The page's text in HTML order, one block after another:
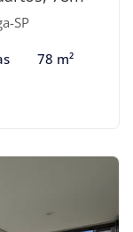
SP
78 m²